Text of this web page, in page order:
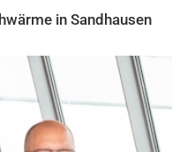
in Sandhausen